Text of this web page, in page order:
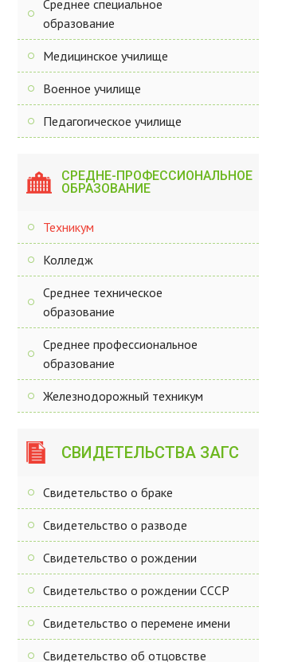
Среднее специальное
образование
Медицинское училище
Военное училище
Педагогическое училище
СРЕДНЕ-ПРОФЕССИОНАЛЬНОЕ
ОБРАЗОВАНИЕ
Техникум
Колледж
Среднее техническое
образование
Среднее профессиональное
образование
Железнодорожный техникум
СВИДЕТЕЛЬСТВА ЗАГС
Свидетельство о браке
Свидетельство о разводе
Свидетельство о рождении
Свидетельство о рождении СССР
Свидетельство о перемене имени
Свидетельство об отцовстве